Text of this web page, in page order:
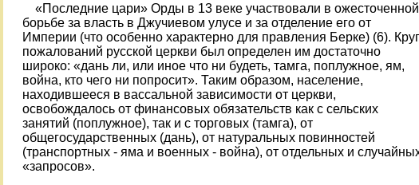
«Последние цари» Орды в 13 веке участвовали в ожесточенной
борьбе за власть в Джучиевом улусе и за отделение его от
Империи (что особенно характерно для правления Берке) (6). Круг
пожалований русской церкви был определен им достаточно
широко: «дань ли, или иное что ни будеть, тамга, поплужное, ям,
война, кто чего ни попросит». Таким образом, население,
находившееся в вассальной зависимости от церкви,
освобождалось от финансовых обязательств как с сельских
занятий (поплужное), так и с торговых (тамга), от
общегосударственных (дань), от натуральных повинностей
(транспортных - яма и военных - война), от отдельных и
«запросов».